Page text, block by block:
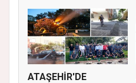
ATAŞEHİR'DE